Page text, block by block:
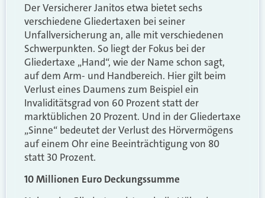
Der Versicherer Janitos etwa bietet sechs
verschiedene Gliedertaxen bei seiner
Unfallversicherung an, alle mit verschiedenen
Schwerpunkten. So liegt der Fokus bei der
Gliedertaxe „Hand“, wie der Name schon sagt,
auf dem Arm- und Handbereich. Hier gilt beim
Verlust eines Daumens zum Beispiel ein
Invaliditätsgrad von 60 Prozent statt der
marktüblichen 20 Prozent. Und in der Gliedertaxe
„Sinne“ bedeutet der Verlust des Hörvermögens
auf einem Ohr eine Beeinträchtigung von 80
statt 30 Prozent.
10 Millionen Euro Deckungssumme